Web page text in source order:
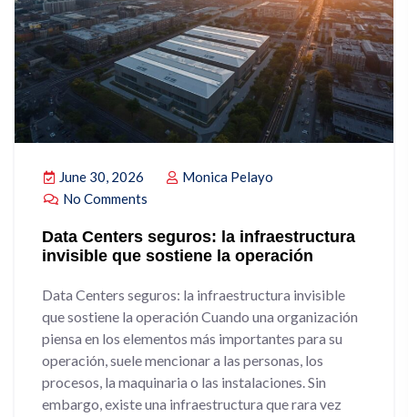
June 30, 2026
Monica Pelayo
No Comments
Data Centers seguros: la infraestructura
invisible que sostiene la operación
Data Centers seguros: la infraestructura invisible
que sostiene la operación Cuando una organización
piensa en los elementos más importantes para su
operación, suele mencionar a las personas, los
procesos, la maquinaria o las instalaciones. Sin
embargo, existe una infraestructura que rara vez